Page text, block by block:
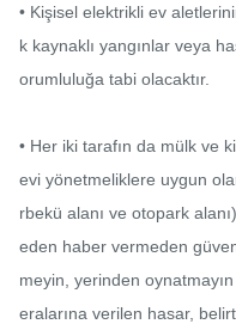
• Kişisel elektrikli ev
k kaynaklı yangınlar veya
orumluluğa tabi olacaktır.
• Her iki tarafın da mülk ve
evi yönetmeliklere uygun
rbekü alanı ve otopark
eden haber vermeden
meyin, yerinden
eralarına verilen hasar,